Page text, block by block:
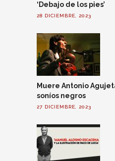
‘Debajo de los pies’
28 DICIEMBRE, 2023
Muere Antonio
soníos negros
27 DICIEMBRE, 2023